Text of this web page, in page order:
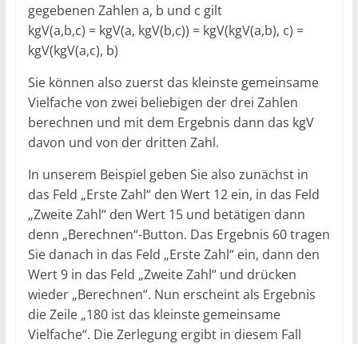
gegebenen Zahlen a, b und c gilt
kgV(a,b,c) = kgV(a, kgV(b,c)) = kgV(kgV(a,b), c) =
kgV(kgV(a,c), b)
Sie können also zuerst das kleinste gemeinsame
Vielfache von zwei beliebigen der drei Zahlen
berechnen und mit dem Ergebnis dann das kgV
davon und von der dritten Zahl.
In unserem Beispiel geben Sie also zunächst in
das Feld „Erste Zahl“ den Wert 12 ein, in das Feld
„Zweite Zahl“ den Wert 15 und betätigen dann
denn „Berechnen“-Button. Das Ergebnis 60 tragen
Sie danach in das Feld „Erste Zahl“ ein, dann den
Wert 9 in das Feld „Zweite Zahl“ und drücken
wieder „Berechnen“. Nun erscheint als Ergebnis
die Zeile „180 ist das kleinste gemeinsame
Vielfache“. Die Zerlegung ergibt in diesem Fall